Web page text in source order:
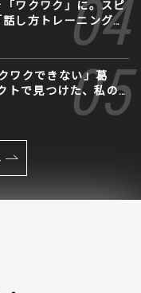
「ワクワク」に。スピ
し方トレーニング」
ワクできない」葛
トで見つけた、私の